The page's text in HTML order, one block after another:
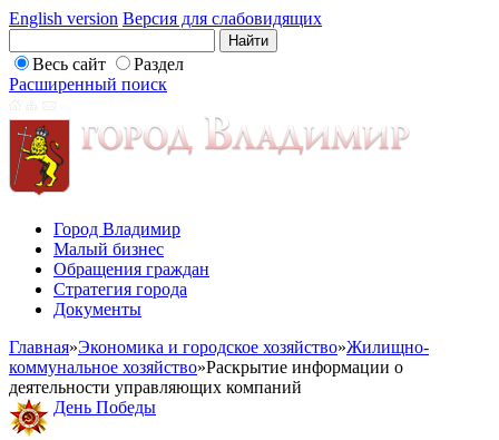
English version Версия для слабовидящих
Весь сайт
Раздел
Расширенный поиск
Город Владимир
Малый бизнес
Обращения граждан
Стратегия города
Документы
Главная»Экономика и городское хозяйство»Жилищно-
коммунальное хозяйство»Раскрытие информации о
деятельности управляющих компаний
День Победы